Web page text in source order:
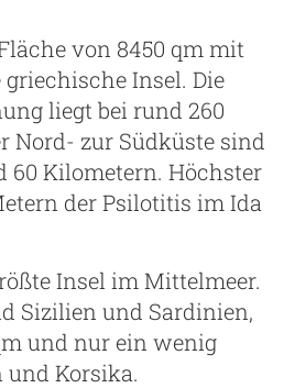
von 8450 qm mit
Insel. Die
liegt bei rund 260
Nord- zur Südküste sind
60 Kilometern. Höchster
der Psilotitis im Ida
Insel im Mittelmeer.
Sizilien und Sardinien,
und nur ein wenig
und Korsika.